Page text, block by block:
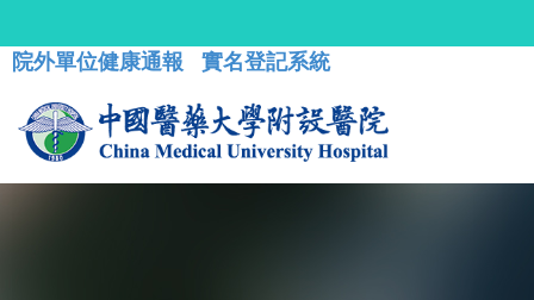
院外單位健康通報 實名登記系統